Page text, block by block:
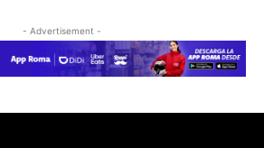
- Advertisement -